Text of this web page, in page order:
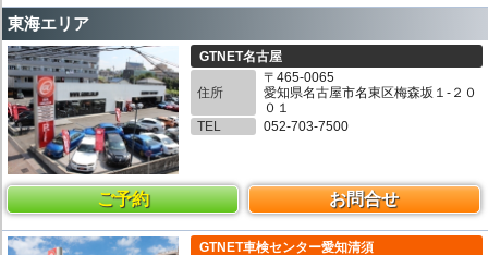
東海エリア
GTNET名古屋
住所
〒465-0065
愛知県名古屋市名東区梅森坂１-２０
０１
TEL
052-703-7500
ご予約 お問合せ
GTNET車検センター愛知清須